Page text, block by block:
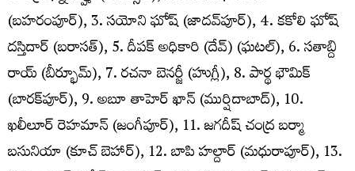
(బహరంపూర్), 3. సయోని ఘోష్ (జాదవ్‌పూర్), 4. కకోలి ఘోష్
దస్తిదార్ (బరాసత్), 5. దీపక్ అధికారి (దేవ్) (ఘటల్), 6. సతాబ్ది
రాయ్ (బీర్భూమ్), 7. రచనా బెనర్జీ (హుగ్లీ), 8. పార్థ భౌమిక్
(బారక్‌పూర్), 9. అబూ తాహెర్ ఖాన్ (ముర్షిదాబాద్), 10.
ఖలీలూర్ రెహమాన్ (జంగీపూర్), 11. జగదీష్ చంద్ర బర్మా
బసునియా (కూచ్ బెహార్), 12. బాపి హల్దార్ (మధురాపూర్), 13.